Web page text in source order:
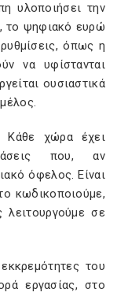
υλοποιήσει την
το ψηφιακό ευρώ
όπως η
να υφίστανται
ουσιαστικά
Κάθε χώρα έχει
που, αν
όφελος. Είναι
κωδικοποιούμε,
λειτουργούμε σε
του
εργασίας, στο